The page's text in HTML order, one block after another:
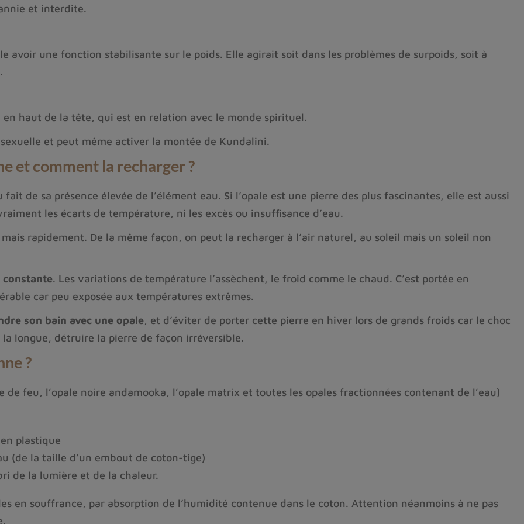
et interdite.
avoir une fonction stabilisante sur le poids. Elle agirait soit dans les problèmes de surpoids, soit à
en haut de la tête, qui est en relation avec le monde spirituel.
et peut même activer la montée de Kundalini.
et comment la recharger ?
de sa présence élevée de l’élément eau. Si l’opale est une pierre des plus fascinantes, elle est aussi
les écarts de température, ni les excès ou insuffisance d’eau.
rapidement. De la même façon, on peut la recharger à l’air naturel, au soleil mais un soleil non
. Les variations de température l’assèchent, le froid comme le chaud. C’est portée en
car peu exposée aux températures extrêmes.
son bain avec une opale, et d’éviter de porter cette pierre en hiver lors de grands froids car le choc
longue, détruire la pierre de façon irréversible.
?
feu, l’opale noire andamooka, l’opale matrix et toutes les opales fractionnées contenant de l’eau)
plastique
(de la taille d’un embout de coton-tige)
de la lumière et de la chaleur.
en souffrance, par absorption de l’humidité contenue dans le coton. Attention néanmoins à ne pas